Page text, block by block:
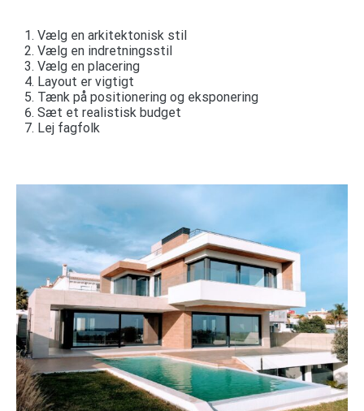
Vælg en arkitektonisk stil
Vælg en indretningsstil
Vælg en placering
Layout er vigtigt
Tænk på positionering og eksponering
Sæt et realistisk budget
Lej fagfolk